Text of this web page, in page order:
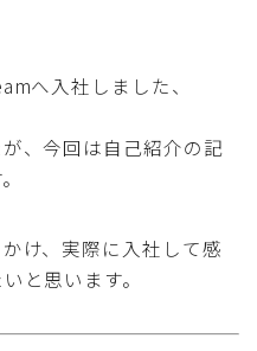
へ入社しました、
、今回は自己紹介の記
け、実際に入社して感
と思います。